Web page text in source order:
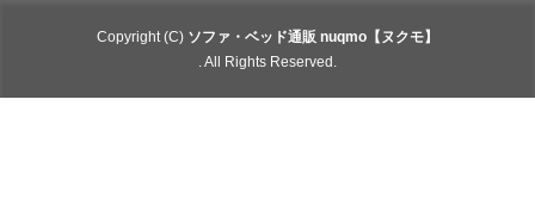
Copyright (C) ソファ・ベッド通販 nuqmo【ヌクモ】
. All Rights Reserved.